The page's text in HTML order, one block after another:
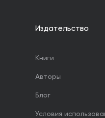
Издательство
Книги
Авторы
Блог
Условия